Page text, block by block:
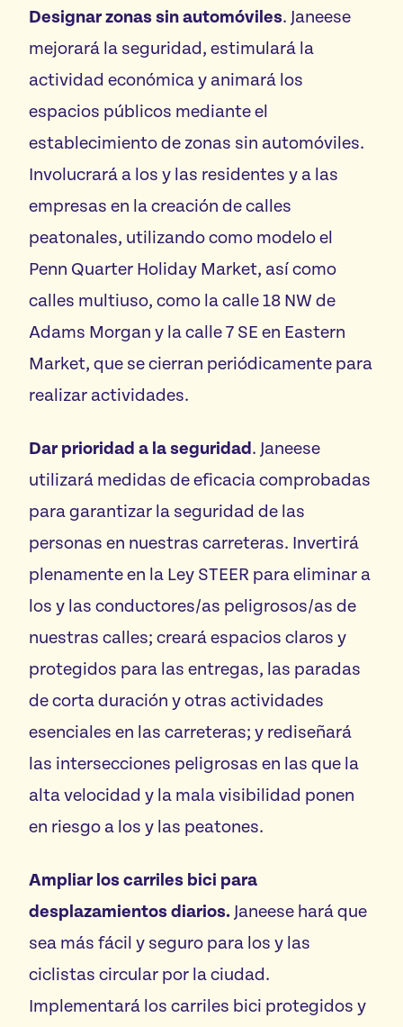
Designar zonas sin automóviles. Janeese
mejorará la seguridad, estimulará la
actividad económica y animará los
espacios públicos mediante el
establecimiento de zonas sin automóviles.
Involucrará a los y las residentes y a las
empresas en la creación de calles
peatonales, utilizando como modelo el
Penn Quarter Holiday Market, así como
calles multiuso, como la calle 18 NW de
Adams Morgan y la calle 7 SE en Eastern
Market, que se cierran periódicamente para
realizar actividades.
Dar prioridad a la seguridad. Janeese
utilizará medidas de eficacia comprobadas
para garantizar la seguridad de las
personas en nuestras carreteras. Invertirá
plenamente en la Ley STEER para eliminar a
los y las conductores/as peligrosos/as de
nuestras calles; creará espacios claros y
protegidos para las entregas, las paradas
de corta duración y otras actividades
esenciales en las carreteras; y rediseñará
las intersecciones peligrosas en las que la
alta velocidad y la mala visibilidad ponen
en riesgo a los y las peatones.
Ampliar los carriles bici para
desplazamientos diarios. Janeese hará que
sea más fácil y seguro para los y las
ciclistas circular por la ciudad.
Implementará los carriles bici protegidos y